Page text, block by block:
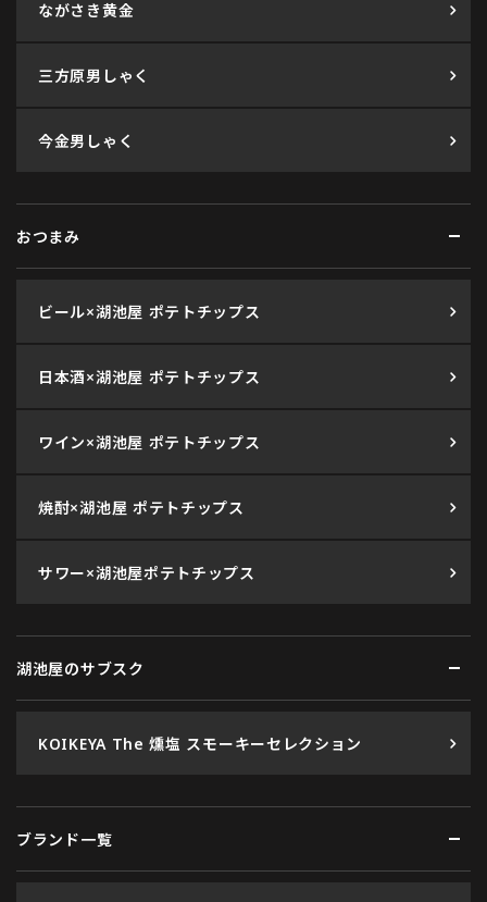
ながさき黄金
三方原男しゃく
今金男しゃく
おつまみ
ビール×湖池屋 ポテトチップス
日本酒×湖池屋 ポテトチップス
ワイン×湖池屋 ポテトチップス
焼酎×湖池屋 ポテトチップス
サワー×湖池屋ポテトチップス
湖池屋のサブスク
KOIKEYA The 燻塩 スモーキーセレクション
ブランド一覧